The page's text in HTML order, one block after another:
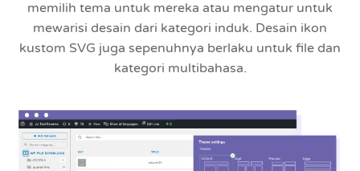
memilih tema untuk mereka atau mengatur untuk
mewarisi desain dari kategori induk. Desain ikon
kustom SVG juga sepenuhnya berlaku untuk file dan
kategori multibahasa.